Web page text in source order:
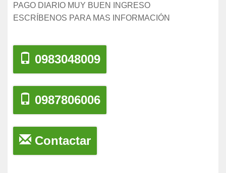
PAGO DIARIO MUY BUEN INGRESO
ESCRÍBENOS PARA MAS INFORMACIÓN
0983048009
0987806006
Contactar